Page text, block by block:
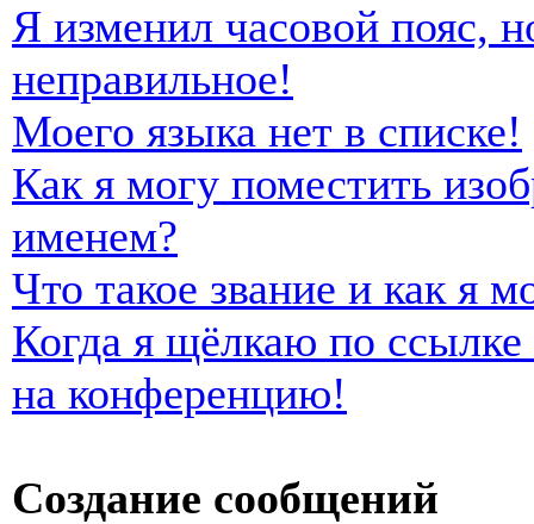
Я изменил часовой пояс,
неправильное!
Моего языка нет в списке!
Как я могу поместить
именем?
Что такое звание и как я
Когда я щёлкаю по
на конференцию!
Создание сообщений